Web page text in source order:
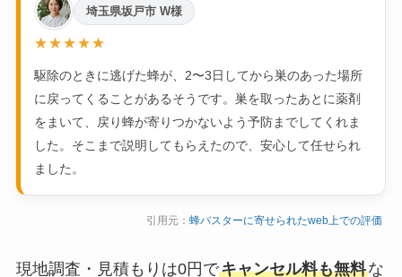
埼玉県坂戸市 W様
★★★★★
駆除のときに逃げた蜂が、2〜3日してから巣のあった場所
に戻ってくることがあるそうです。巣を取ったあとに薬剤
をまいて、戻り蜂が寄りつかないよう予防までしてくれま
した。そこまで説明してもらえたので、安心して任せられ
ました。
引用元：蜂バスターに寄せられたweb上での評価
現地調査・見積もりは0円でキャンセル料も無料な